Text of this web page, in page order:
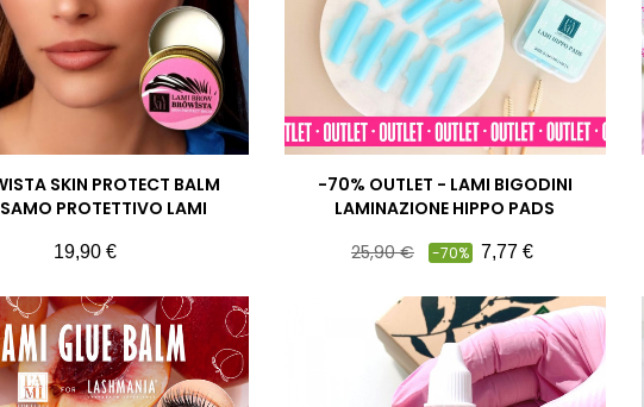
SKIN PROTECT BALM
PROTETTIVO LAMI
Prezzo
19,90 €
-70% OUTLET - LAMI BIGODINI
LAMINAZIONE HIPPO PADS
Prezzo
25,90 € -70% Prezzo
7,77 €